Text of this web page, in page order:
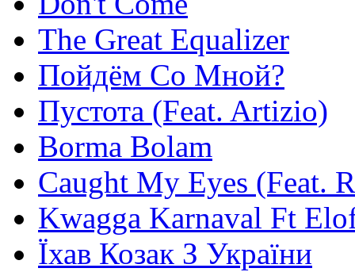
The Great Equalizer
Пойдём Со Мной?
Пустота (Feat. Artizio)
Borma Bolam
Caught My Eyes (Feat.
Kwagga Karnaval Ft
Їхав Козак З України